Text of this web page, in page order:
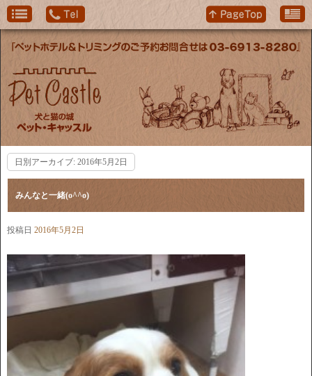
日別アーカイブ: 2016年5月2日
みんなと一緒(o^^o)
投稿日 2016年5月2日